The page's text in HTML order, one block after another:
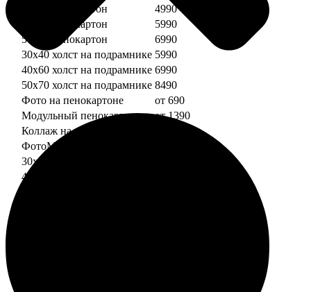
30х40 пенокартон
4990
40х60 пенокартон
5990
50х70 пенокартон
6990
30х40 холст на подрамнике 5990
40х60 холст на подрамнике 6990
50х70 холст на подрамнике 8490
Фото на пенокартоне
от 690
Модульный пенокартон
от 1390
Коллаж на пенокартоне
ФотоМозаика
30х40 пенокартон
40х60 пенокартон